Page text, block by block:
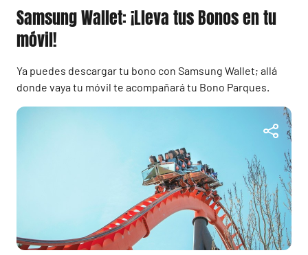
Samsung Wallet: ¡Lleva tus Bonos en tu
móvil!
Ya puedes descargar tu bono con Samsung Wallet; allá
donde vaya tu móvil te acompañará tu Bono Parques.